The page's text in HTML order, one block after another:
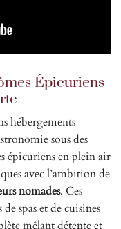
Épicuriens
hébergements
sous des
épicuriens en plein air
avec l’ambition de
nomades. Ces
spas et de cuisines
mêlant détente et